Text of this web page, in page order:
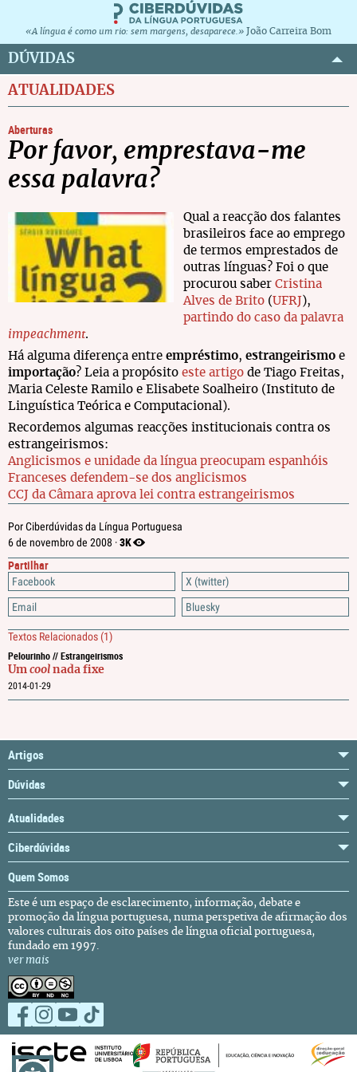
«A língua é como um rio: sem margens, desaparece.» João Carreira Bom
DÚVIDAS
ATUALIDADES
Por Ciberdúvidas da Língua Portuguesa
6 de novembro de 2008 ·3K
Partilhar
Facebook
X (twitter)
Email
Bluesky
Textos Relacionados (1)
Pelourinho // Estrangeirismos
Um cool nada fixe
2014-01-29
Aberturas
Por favor, emprestava-me
essa palavra?
Qual a reacção dos falantes
brasileiros face ao emprego
de termos emprestados de
outras línguas? Foi o que
procurou saber Cristina
Alves de Brito ( UFRJ ),
partindo do caso da palavra
impeachment.
Há alguma diferença entre empréstimo, estrangeirismo e
importação? Leia a propósito este artigo de Tiago Freitas,
Maria Celeste Ramilo e Elisabete Soalheiro (Instituto de
Linguística Teórica e Computacional).
Recordemos algumas reacções institucionais contra os
estrangeirismos:
Anglicismos e unidade da língua preocupam espanhóis
Franceses defendem-se dos anglicismos
CCJ da Câmara aprova lei contra estrangeirismos
Artigos
Dúvidas
Atualidades
Ciberdúvidas
Quem Somos
Este é um espaço de esclarecimento, informação, debate e
promoção da língua portuguesa, numa perspetiva de afirmação dos
valores culturais dos oito países de língua oficial portuguesa,
fundado em 1997.
ver mais